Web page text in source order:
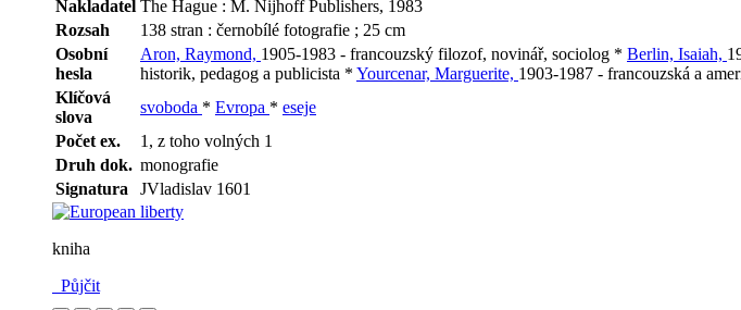
Nakladatel The Hague : M. Nijhoff Publishers, 1983
Rozsah
138 stran : černobílé fotografie ; 25 cm
Osobní
hesla
Aron, Raymond, 1905-1983 - francouzský filozof, novinář, sociolog * Berlin, Isaiah,
historik, pedagog a publicista * Yourcenar, Marguerite, 1903-1987 - francouzská a
Klíčová
slova
svoboda * Evropa * eseje
Počet ex.
1, z toho volných 1
Druh dok. monografie
Signatura
JVladislav 1601
kniha
Půjčit